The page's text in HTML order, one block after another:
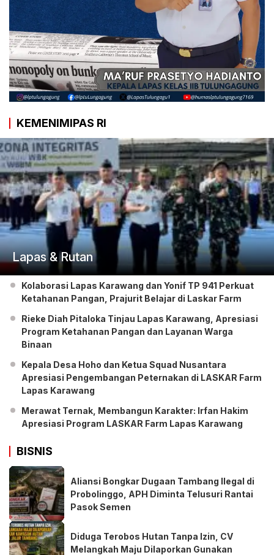
KEMENIMIPAS RI
Lapas & Rutan
Kolaborasi Lapas Karawang dan Yonif TP 941 Perkuat
Ketahanan Pangan, Prajurit Belajar di Laskar Farm
Rieke Diah Pitaloka Tinjau Lapas Karawang, Apresiasi
Program Ketahanan Pangan dan Layanan Warga
Binaan
Kepala Desa Hoho dan Ketua Squad Nusantara
Apresiasi Pengembangan Peternakan di LASKAR Farm
Lapas Karawang
Merawat Ternak, Membangun Karakter: Irfan Hakim
Apresiasi Program LASKAR Farm Lapas Karawang
BISNIS
Aliansi Bongkar Dugaan Tambang Ilegal di
Probolinggo, APH Diminta Telusuri Rantai
Pasok Semen
Diduga Terobos Hutan Tanpa Izin, CV
Melangkah Maju Dilaporkan Gunakan